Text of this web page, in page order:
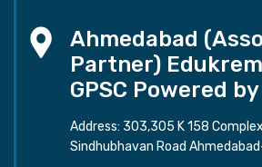
Ahmedabad
Partner)
GPSC Powered by
Address: 303,305 K 158
Sindhubhavan Road